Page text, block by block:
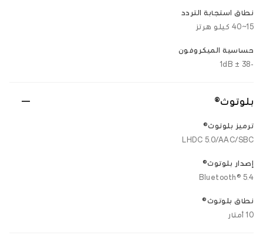
نطاق استجابة التردد
15~40 كيلو هرتز
حساسية الميكروفون
-38 ± 1dB
بلوتوث®
ترميز بلوتوث®
LHDC 5.0/AAC/SBC
إصدار بلوتوث®
Bluetooth® 5.4
نطاق بلوتوث®
10 أمتار